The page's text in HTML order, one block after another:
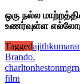
ஒரு நல்ல
உணர்வுள்ள
Taggedajithkumar
Brando.
charltonhestonmgr
film